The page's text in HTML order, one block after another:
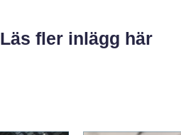
Läs fler inlägg här